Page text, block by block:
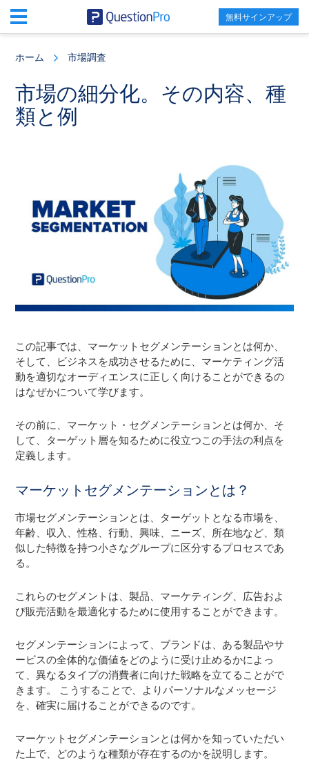
content
sidebar
無料サインアップ
ホーム 市場調査
市場の細分化。その内容、種
類と例
この記事では、マーケットセグメンテーションとは何か、
そして、ビジネスを成功させるために、マーケティング活
動を適切なオーディエンスに正しく向けることができるの
はなぜかについて学びます。
その前に、マーケット・セグメンテーションとは何か、そ
して、ターゲット層を知るために役立つこの手法の利点を
定義します。
マーケットセグメンテーションとは？
市場セグメンテーションとは、ターゲットとなる市場を、
年齢、収入、性格、行動、興味、ニーズ、所在地など、類
似した特徴を持つ小さなグループに区分するプロセスであ
る。
これらのセグメントは、製品、マーケティング、広告およ
び販売活動を最適化するために使用することができます。
セグメンテーションによって、ブランドは、ある製品やサ
ービスの全体的な価値をどのように受け止めるかによっ
て、異なるタイプの消費者に向けた戦略を立てることがで
きます。 こうすることで、よりパーソナルなメッセージ
を、確実に届けることができるのです。
マーケットセグメンテーションとは何かを知っていただい
た上で、どのような種類が存在するのかを説明します。